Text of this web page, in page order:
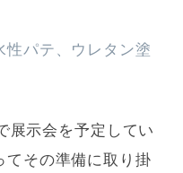
性パテ、ウレタン塗
示会を予定してい
てその準備に取り掛